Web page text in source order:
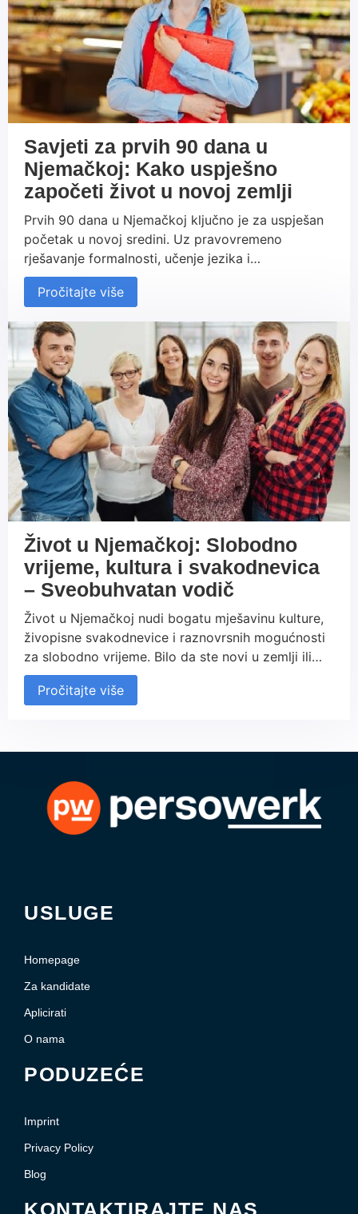
Savjeti za prvih 90 dana u
Njemačkoj: Kako uspješno
započeti život u novoj zemlji
Prvih 90 dana u Njemačkoj ključno je za uspješan
početak u novoj sredini. Uz pravovremeno
rješavanje formalnosti, učenje jezika i
razumijevanje njemačke kulture, možete se brzo
prilagoditi i osjećati se kao kod kuće. Persowerk
pronalaska posla do integracije u njemačko
društvo.
Pročitajte više
Život u Njemačkoj: Slobodno
vrijeme, kultura i svakodnevica
– Sveobuhvatan vodič
Život u Njemačkoj nudi bogatu mješavinu kulture,
živopisne svakodnevice i raznovrsnih mogućnosti
za slobodno vrijeme. Bilo da ste novi u zemlji ili
već neko vrijeme ovdje živite, naš vodič pruža
ključne informacije o kulturnim razlikama,
istraživanju svih aspekata njemačkog načina
Pročitajte više
USLUGE
Homepage
Za kandidate
Aplicirati
O nama
PODUZEĆE
Imprint
Privacy Policy
Blog